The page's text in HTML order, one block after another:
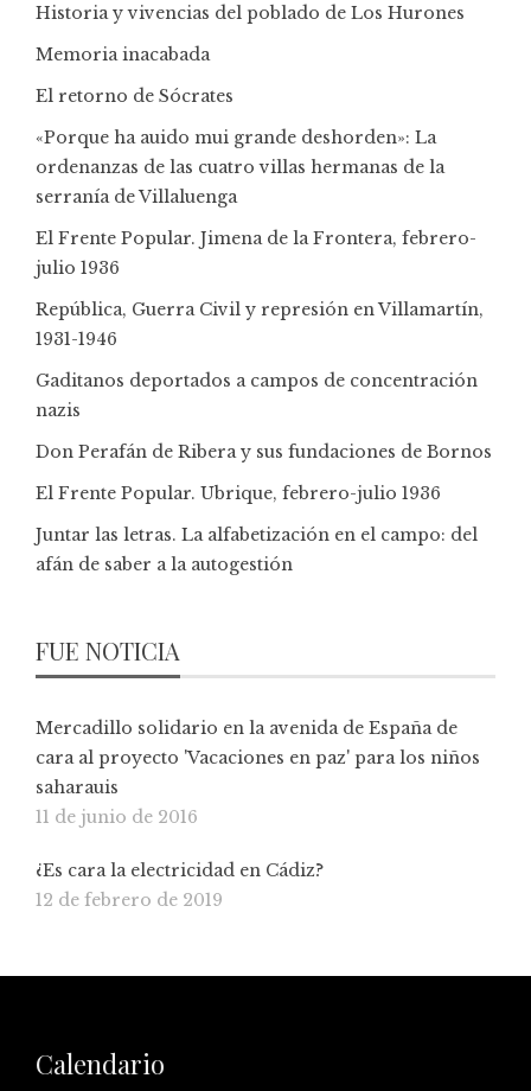
Historia y vivencias del poblado de Los Hurones
Memoria inacabada
El retorno de Sócrates
«Porque ha auido mui grande deshorden»: La
ordenanzas de las cuatro villas hermanas de la
serranía de Villaluenga
El Frente Popular. Jimena de la Frontera, febrero-
julio 1936
República, Guerra Civil y represión en Villamartín,
1931-1946
Gaditanos deportados a campos de concentración
nazis
Don Perafán de Ribera y sus fundaciones de Bornos
El Frente Popular. Ubrique, febrero-julio 1936
Juntar las letras. La alfabetización en el campo: del
afán de saber a la autogestión
FUE NOTICIA
Mercadillo solidario en la avenida de España de
cara al proyecto 'Vacaciones en paz' para los niños
saharauis
11 de junio de 2016
¿Es cara la electricidad en Cádiz?
12 de febrero de 2019
Calendario